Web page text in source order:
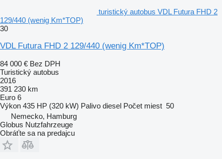
turistický autobus VDL Futura FHD 2
129/440 (wenig Km*TOP)
30
VDL Futura FHD 2 129/440 (wenig Km*TOP)
84 000 € Bez DPH
Turistický autobus
2016
391 230 km
Euro 6
Výkon 435 HP (320 kW) Palivo diesel Počet miest 50
Nemecko, Hamburg
Globus Nutzfahrzeuge
Obráťte sa na predajcu